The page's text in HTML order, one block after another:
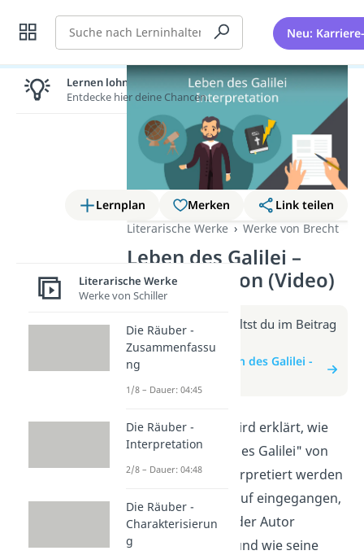
Suche Neu:
Lernplan Merken
Link teilen
Literarische Werke
Werke von Brecht
Leben des Galilei –
Interpretation (Video)
Weitere Infos erhältst du im Beitrag
zum Video
zum Beitrag: Leben des Galilei -
In diesem Video wird erklärt, wie
das Buch "Leben des Galilei" von
Bertolt Brecht interpretiert werden
kann. Es wird darauf eingegangen,
welche Botschaft der Autor
vermitteln wollte und wie seine
Lernen lohnt sich!
Entdecke hier deine Chancen.
Literarische Werke
Werke von Schiller
Die Räuber -
Zusammenfassu
ng
1/8 – Dauer: 04:45
Die Räuber -
Interpretation
2/8 – Dauer: 04:48
Die Räuber -
Charakterisierun
g